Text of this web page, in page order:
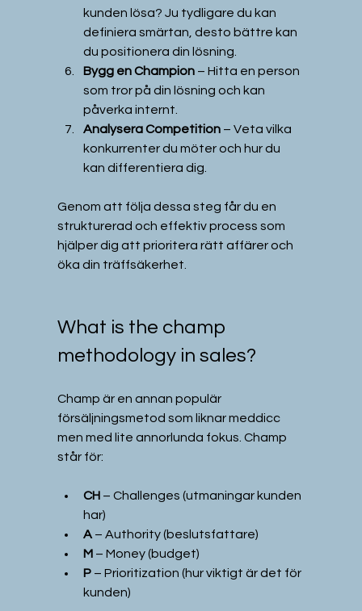
kunden lösa? Ju tydligare du kan
definiera smärtan, desto bättre kan
du positionera din lösning.
Bygg en Champion – Hitta en person
som tror på din lösning och kan
påverka internt.
Analysera Competition – Veta vilka
konkurrenter du möter och hur du
kan differentiera dig.
Genom att följa dessa steg får du en
strukturerad och effektiv process som
hjälper dig att prioritera rätt affärer och
öka din träffsäkerhet.
What is the champ
methodology in sales?
Champ är en annan populär
försäljningsmetod som liknar meddicc
men med lite annorlunda fokus. Champ
står för:
CH – Challenges (utmaningar kunden
har)
A – Authority (beslutsfattare)
M – Money (budget)
P – Prioritization (hur viktigt är det för
kunden)